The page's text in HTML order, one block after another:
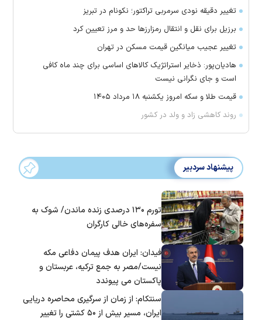
تغییر دقیقه نودی سرمربی تراکتور؛ نکونام در تبریز
برزیل برای نقل‌ و انتقال رمزارز‌ها حد و مرز تعیین کرد
تغییر عجیب میانگین قیمت مسکن در تهران
هادیان‌پور: ذخایر استراتژیک کالا‌های اساسی برای چند ماه کافی
است و جای نگرانی نیست
قیمت طلا و سکه امروز یکشنبه ۱۸ مرداد ۱۴۰۵
روند کاهشی زاد و ولد در کشور
پیشنهاد سردبیر
تورم ۱۳۰ درصدی زنده ماندن/ شوک به
سفره‌های خالی کارگران
فیدان: ایران هدف پیمان دفاعی مکه
نیست/مصر به جمع ترکیه، عربستان و
پاکستان می پیوندد
سنتکام: از زمان از سرگیری محاصره دریایی
ایران، مسیر بیش از ۵۰ کشتی را تغییر